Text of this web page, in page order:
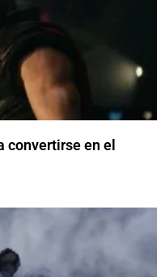
convertirse en el